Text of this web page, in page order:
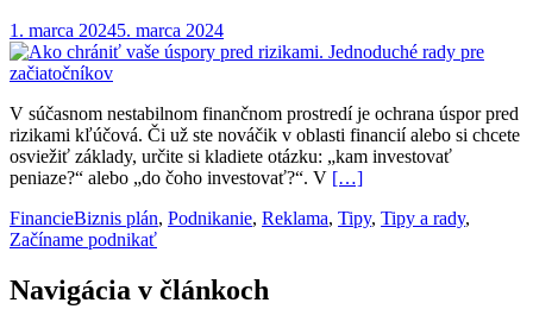
1. marca 20245. marca 2024
V súčasnom nestabilnom finančnom prostredí je ochrana úspor pred
rizikami kľúčová. Či už ste nováčik v oblasti financií alebo si chcete
osviežiť základy, určite si kladiete otázku: „kam investovať
peniaze?“ alebo „do čoho investovať?“. V […]
FinancieBiznis plán, Podnikanie, Reklama, Tipy, Tipy a rady,
Začíname podnikať
Navigácia v článkoch